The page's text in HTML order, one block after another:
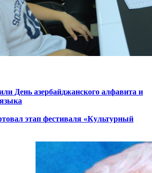
День азербайджанского алфавита и
этап фестиваля «Культурный